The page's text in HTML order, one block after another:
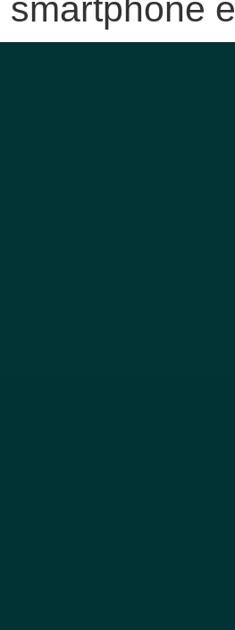
smartphone